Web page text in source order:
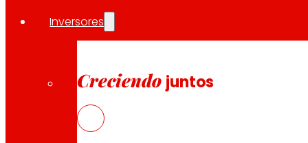
Inversores
Creciendo juntos